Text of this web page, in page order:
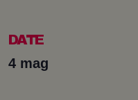
DATE
4 mag